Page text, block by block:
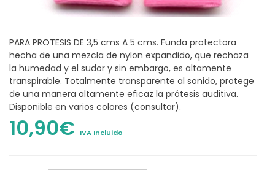
PARA PROTESIS DE 3,5 cms A 5 cms. Funda protectora
hecha de una mezcla de nylon expandido, que rechaza
la humedad y el sudor y sin embargo, es altamente
transpirable. Totalmente transparente al sonido, protege
de una manera altamente eficaz la prótesis auditiva.
Disponible en varios colores (consultar).
10,90€ IVA Incluido